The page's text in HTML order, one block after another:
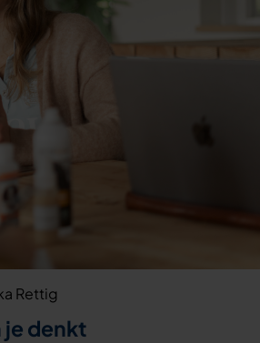
Rettig
je denkt